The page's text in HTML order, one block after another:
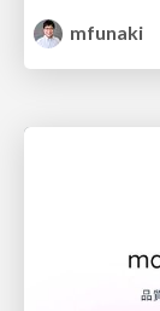
mfunaki